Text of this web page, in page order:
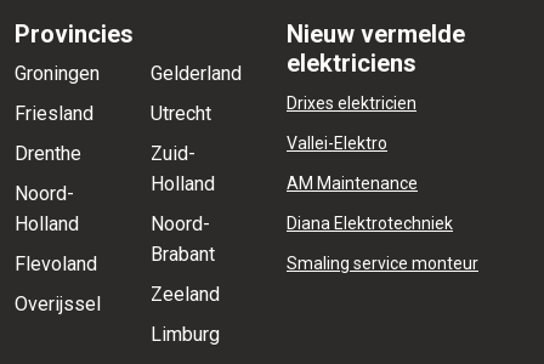
Provincies
Groningen
Friesland
Drenthe
Noord-
Holland
Flevoland
Overijssel
Gelderland
Utrecht
Zuid-
Holland
Noord-
Brabant
Zeeland
Limburg
Nieuw vermelde
elektriciens
Drixes elektricien
Vallei-Elektro
AM Maintenance
Diana Elektrotechniek
Smaling service monteur